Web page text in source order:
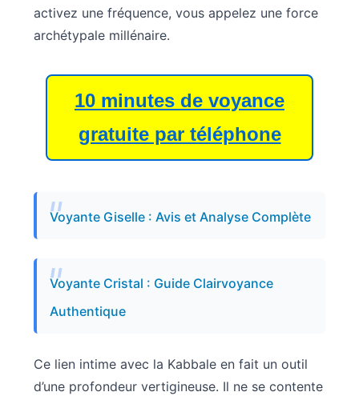
activez une fréquence, vous appelez une force
archétypale millénaire.
10 minutes de voyance
gratuite par téléphone
Voyante Giselle : Avis et Analyse Complète
Voyante Cristal : Guide Clairvoyance
Authentique
Ce lien intime avec la Kabbale en fait un outil
d’une profondeur vertigineuse. Il ne se contente